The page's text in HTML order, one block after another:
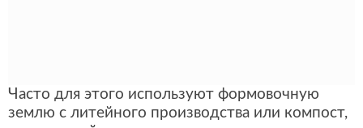
Часто для этого используют формовочную
землю с литейного производства или компост,